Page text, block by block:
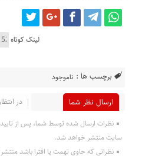
لینک کوتاه
برچسب ها : ناموجود
ارسال نظر شما
در
نظرات ارسال شده توسط شما، پس از
سایت منتشر خواهد شد.
نظراتی که حاوی تهمت یا افترا باشد